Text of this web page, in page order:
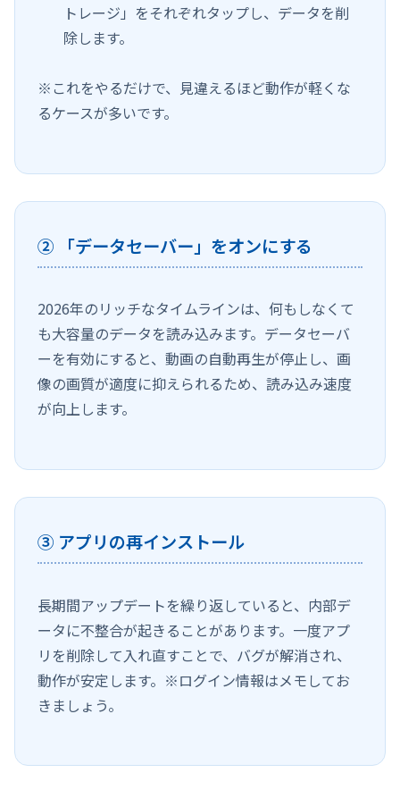
トレージ」をそれぞれタップし、データを削
除します。
※これをやるだけで、見違えるほど動作が軽くな
るケースが多いです。
② 「データセーバー」をオンにする
2026年のリッチなタイムラインは、何もしなくて
も大容量のデータを読み込みます。データセーバ
ーを有効にすると、動画の自動再生が停止し、画
像の画質が適度に抑えられるため、読み込み速度
が向上します。
③ アプリの再インストール
長期間アップデートを繰り返していると、内部デ
ータに不整合が起きることがあります。一度アプ
リを削除して入れ直すことで、バグが解消され、
動作が安定します。※ログイン情報はメモしてお
きましょう。